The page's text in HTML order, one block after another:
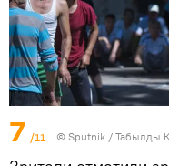
7 /11 © Sputnik / Табылды